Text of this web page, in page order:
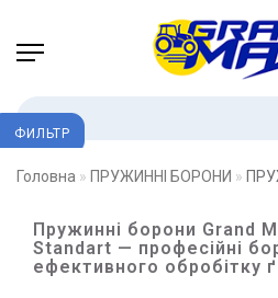
Головна ПРУЖИННІ БОРОНИ
Пружинні борони Grand
Standart — професійні
ефективного обробітку
ФИЛЬТР